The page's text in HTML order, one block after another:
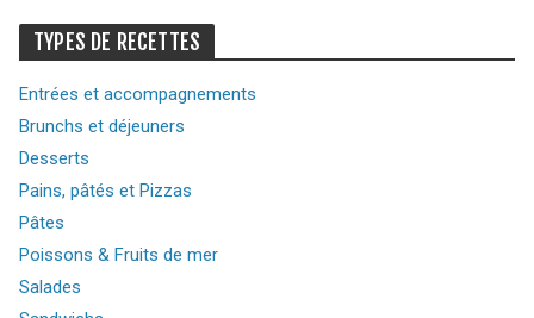
TYPES DE RECETTES
Entrées et accompagnements
Brunchs et déjeuners
Desserts
Pains, pâtés et Pizzas
Pâtes
Poissons & Fruits de mer
Salades